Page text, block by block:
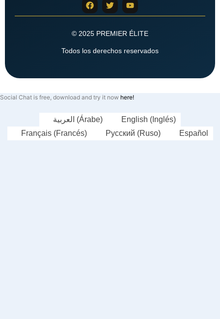
© 2025 PREMIER ÉLITE
Todos los derechos reservados
Social Chat is free, download and try it now here!
العربية (Árabe) English ( Inglés)
Français(Francés) Русский (Ruso) Español